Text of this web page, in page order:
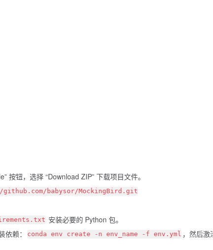
按钮，选择 “Download ZIP” 下载项目文件。
babysor/MockingBird.git
安装必要的 Python 包。
赖：
conda env create -n env_name -f env.yml ，然后激